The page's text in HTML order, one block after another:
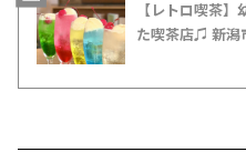
【レトロ喫茶
た喫茶店♫ 新潟